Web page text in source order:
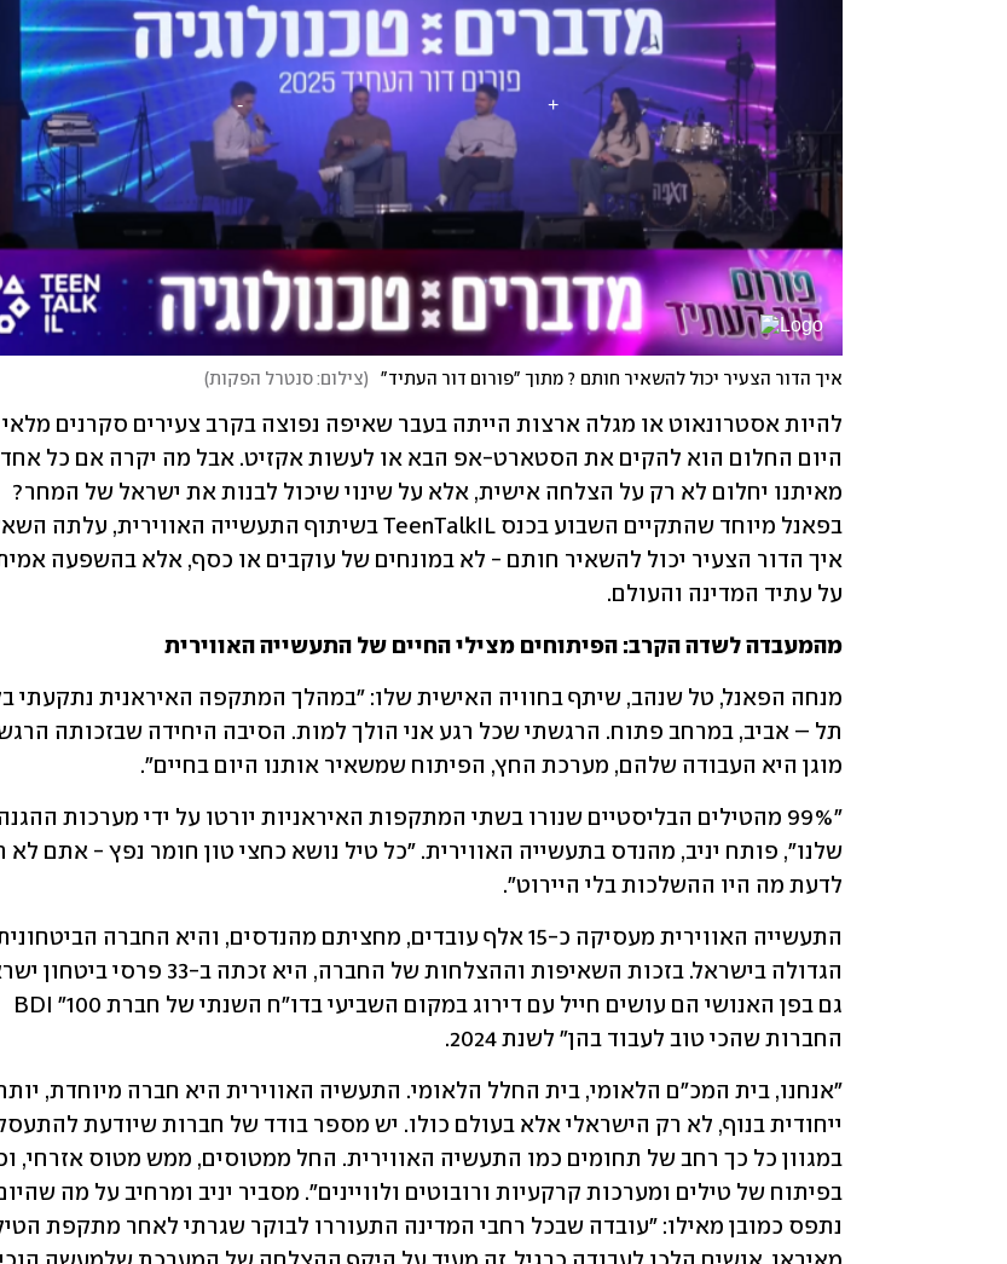
איך הדור הצעיר יכול להשאיר חותם ? מתוך "פורום דור העתיד" (צילום: סנטרל הפקות)
על עתיד המדינה והעולם.
מהמעבדה לשדה הקרב: הפיתוחים מצילי החיים של התעשייה האווירית
מוגן היא העבודה שלהם, מערכת החץ, הפיתוח שמשאיר אותנו היום בחיים".
לדעת מה היו ההשלכות בלי היירוט".
החברות שהכי טוב לעבוד בהן" לשנת 2024.